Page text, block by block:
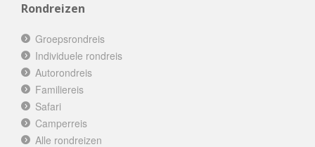
Rondreizen
Groepsrondreis
Individuele rondreis
Autorondreis
Familiereis
Safari
Camperreis
Alle rondreizen